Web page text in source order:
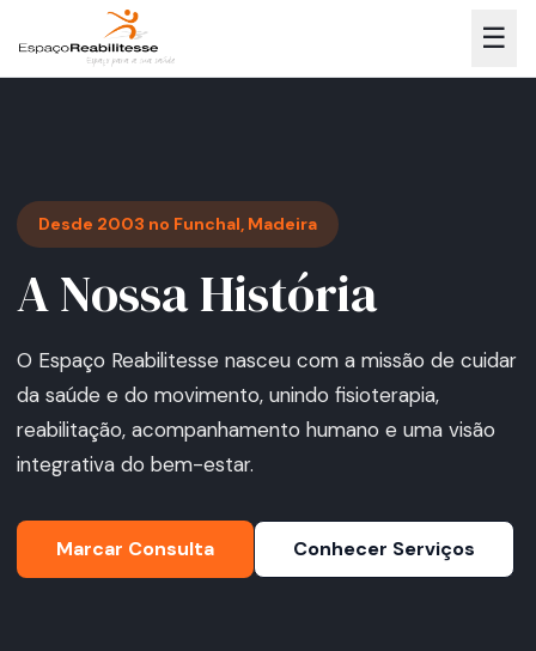
☰
Desde 2003 no Funchal, Madeira
A Nossa História
O Espaço Reabilitesse nasceu com a missão de cuidar
da saúde e do movimento, unindo fisioterapia,
reabilitação, acompanhamento humano e uma visão
integrativa do bem-estar.
Marcar Consulta Conhecer Serviços